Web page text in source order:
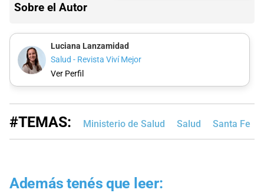
Sobre el Autor
Luciana Lanzamidad
Salud - Revista Viví Mejor
Ver Perfil
#TEMAS: Ministerio de Salud Salud Santa Fe
Además tenés que leer: